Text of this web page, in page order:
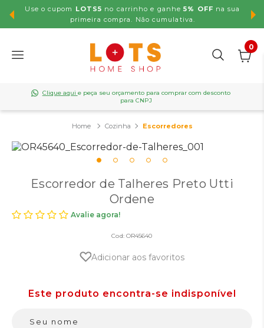
o cupom LOTS5no carrinho e ganhe5% OFFna sua
primeira compra. Não cumulativa.
0
Clique aqui e peça seu orçamento para comprar com desconto
para CNPJ
Cozinha Escorredores
Escorredor de Talheres Preto Utti
Ordene
Avalie agora!
Cod: OR45640
Adicionar aos favoritos